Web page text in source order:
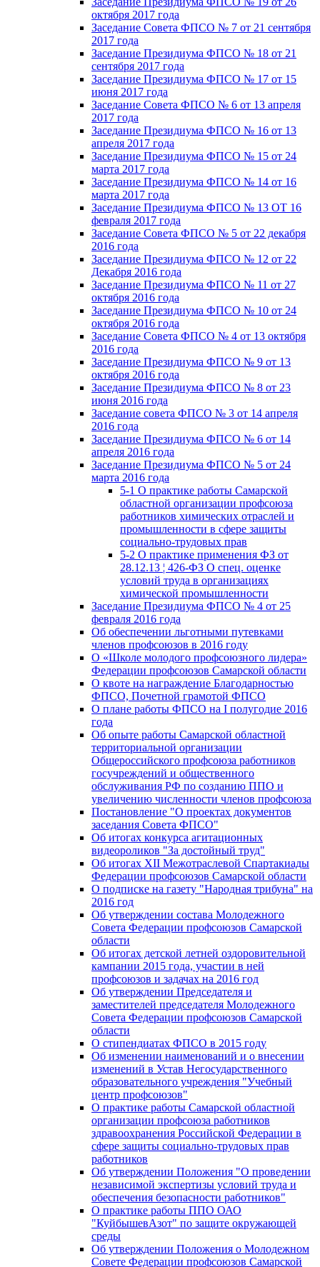
октября 2017 года
Заседание Совета ФПСО № 7 от 21 сентября
2017 года
Заседание Президиума ФПСО № 18 от 21
сентября 2017 года
Заседание Президиума ФПСО № 17 от 15
июня 2017 года
Заседание Совета ФПСО № 6 от 13 апреля
2017 года
Заседание Президиума ФПСО № 16 от 13
апреля 2017 года
Заседание Президиума ФПСО № 15 от 24
марта 2017 года
Заседание Президиума ФПСО № 14 от 16
марта 2017 года
Заседание Президиума ФПСО № 13 ОТ 16
февраля 2017 года
Заседание Совета ФПСО № 5 от 22 декабря
2016 года
Заседание Президиума ФПСО № 12 от 22
Декабря 2016 года
Заседание Президиума ФПСО № 11 от 27
октября 2016 года
Заседание Президиума ФПСО № 10 от 24
октября 2016 года
Заседание Совета ФПСО № 4 от 13 октября
2016 года
Заседание Президиума ФПСО № 9 от 13
октября 2016 года
Заседание Президиума ФПСО № 8 от 23
июня 2016 года
Заседание совета ФПСО № 3 от 14 апреля
2016 года
Заседание Президиума ФПСО № 6 от 14
апреля 2016 года
Заседание Президиума ФПСО № 5 от 24
марта 2016 года
5-1 О практике работы Самарской
областной организации профсоюза
работников химических отраслей и
промышленности в сфере защиты
социально-трудовых прав
5-2 О практике применения ФЗ от
28.12.13 ¦ 426-ФЗ О спец. оценке
условий труда в организациях
химической промышленности
Заседание Президиума ФПСО № 4 от 25
февраля 2016 года
Об обеспечении льготными путевками
членов профсоюзов в 2016 году
О «Школе молодого профсоюзного лидера»
Федерации профсоюзов Самарской области
О квоте на награждение Благодарностью
ФПСО, Почетной грамотой ФПСО
О плане работы ФПСО на I полугодие 2016
года
Об опыте работы Самарской областной
территориальной организации
Общероссийского профсоюза работников
госучреждений и общественного
обслуживания РФ по созданию ППО и
увеличению численности членов профсоюза
Постановление "О проектах документов
заседания Совета ФПСО"
Об итогах конкурса агитационных
видеороликов "За достойный труд"
Об итогах XII Межотраслевой Спартакиады
Федерации профсоюзов Самарской области
О подписке на газету "Народная трибуна" на
2016 год
Об утверждении состава Молодежного
Совета Федерации профсоюзов Самарской
области
Об итогах детской летней оздоровительной
кампании 2015 года, участии в ней
профсоюзов и задачах на 2016 год
Об утверждении Председателя и
заместителей председателя Молодежного
Совета Федерации профсоюзов Самарской
области
О стипендиатах ФПСО в 2015 году
Об изменении наименований и о внесении
изменений в Устав Негосударственного
образовательного учреждения "Учебный
центр профсоюзов"
О практике работы Самарской областной
организации профсоюза работников
здравоохранения Российской Федерации в
сфере защиты социально-трудовых прав
работников
Об утверждении Положения "О проведении
независимой экспертизы условий труда и
обеспечения безопасности работников"
О практике работы ППО ОАО
"КуйбышевАзот" по защите окружающей
среды
Об утверждении Положения о Молодежном
Совете Федерации профсоюзов Самарской